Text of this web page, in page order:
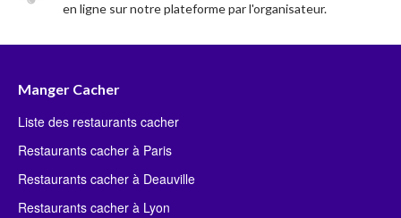
en ligne sur notre plateforme par l'organisateur.
Manger Cacher
Liste des restaurants cacher
Restaurants cacher à Paris
Restaurants cacher à Deauville
Restaurants cacher à Lyon